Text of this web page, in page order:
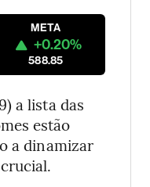
META
+0.20%
588.85
a lista das
estão
a dinamizar